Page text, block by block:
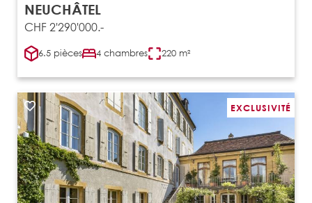
NEUCHÂTEL
CHF 2'290'000.-
6.5 pièces 4 chambres 220 m²
EXCLUSIVITÉ